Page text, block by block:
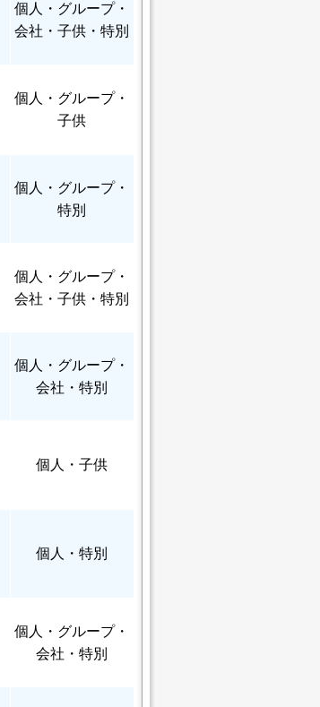
個人
・グループ・
会社・子供・特別
個人
・グループ・
子供
個人
・グループ・
特別
個人
・グループ・
会社・子供・特別
個人
・グループ・
会社・特別
個人 ・子供
個人 ・特別
個人
・グループ・
会社・特別